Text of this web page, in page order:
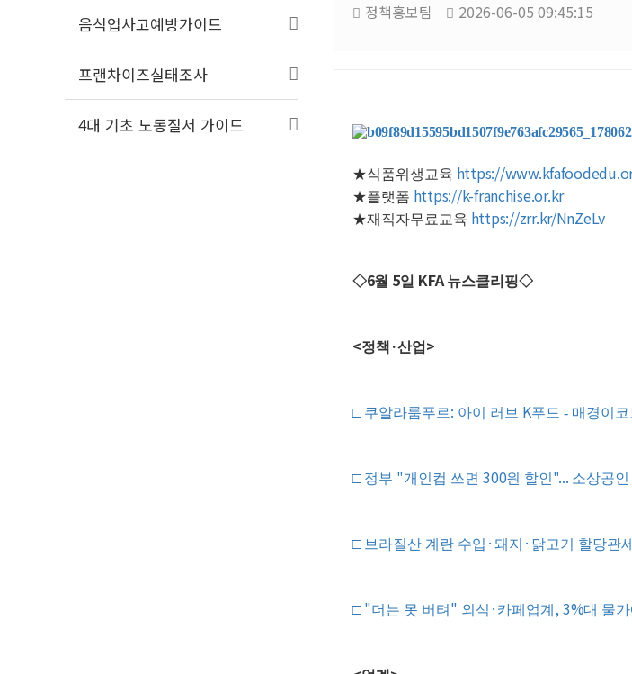
음식업사고예방가이드
프랜차이즈실태조사
4대 기초 노동질서 가이드
정책홍보팀 2026-06-05 09:45:15
★식품위생교육 https://
★플랫폼 https://k-franchise.or.kr
★재직자무료교육 https://zrr.kr/NnZeLv
◇6월 5일 KFA뉴스클리핑◇
<정책 ·산업 >
□ 쿠알라룸푸르: 아이 러브 K푸드 - 매경이코
□ 정부 "개인컵 쓰면300원 할인"... 소상공인
□ 브라질산 계란 수입 ·돼지 · 닭고기 할당관세
□ "더는 못 버텨 " 외식 · 카페업계 , 3%대 물